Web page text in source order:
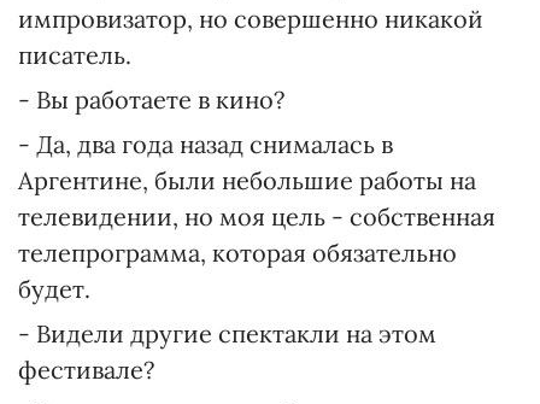
импровизатор, но совершенно никакой
писатель.
- Вы работаете в кино?
- Да, два года назад снималась в
Аргентине, были небольшие работы на
телевидении, но моя цель - собственная
телепрограмма, которая обязательно
будет.
- Видели другие спектакли на этом
фестивале?